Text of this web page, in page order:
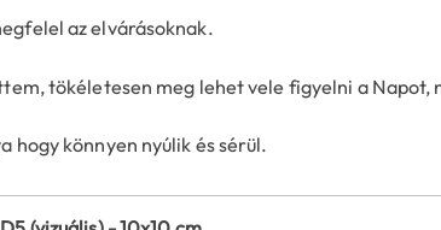
az elvárásoknak.
tökéletesen meg lehet vele figyelni a Napot,
hogy könnyen nyúlik és sérül.